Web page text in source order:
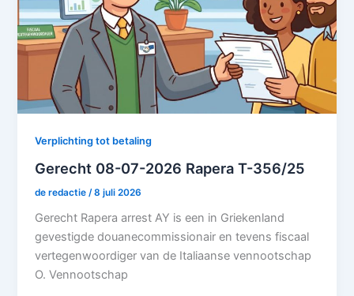
Verplichting tot betaling
Gerecht 08-07-2026 Rapera T-356/25
de redactie /8 juli 2026
Gerecht Rapera arrest AY is een in Griekenland
gevestigde douanecommissionair en tevens fiscaal
vertegenwoordiger van de Italiaanse vennootschap
O. Vennootschap